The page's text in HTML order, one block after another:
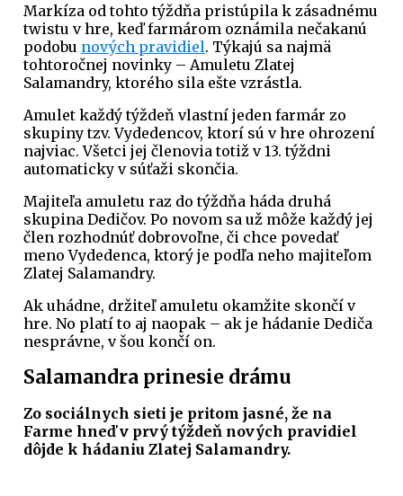
Markíza od tohto týždňa pristúpila k zásadnému
twistu v hre, keď farmárom oznámila nečakanú
podobu nových pravidiel. Týkajú sa najmä
tohtoročnej novinky – Amuletu Zlatej
Salamandry, ktorého sila ešte vzrástla.
Amulet každý týždeň vlastní jeden farmár zo
skupiny tzv. Vydedencov, ktorí sú v hre ohrození
najviac. Všetci jej členovia totiž v 13. týždni
automaticky v súťaži skončia.
Majiteľa amuletu raz do týždňa háda druhá
skupina Dedičov. Po novom sa už môže každý jej
člen rozhodnúť dobrovoľne, či chce povedať
meno Vydedenca, ktorý je podľa neho majiteľom
Zlatej Salamandry.
Ak uhádne, držiteľ amuletu okamžite skončí v
hre. No platí to aj naopak – ak je hádanie Dediča
nesprávne, v šou končí on.
Salamandra prinesie drámu
Zo sociálnych sieti je pritom jasné, že na
Farme hneď v prvý týždeň nových pravidiel
dôjde k hádaniu Zlatej Salamandry.